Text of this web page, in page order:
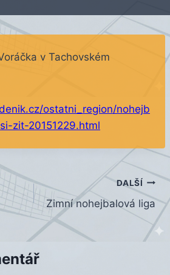
v Tachovském
ostatni_region/nohejb
zit-20151229.html
DALŠÍ
Zimní nohejbalová liga